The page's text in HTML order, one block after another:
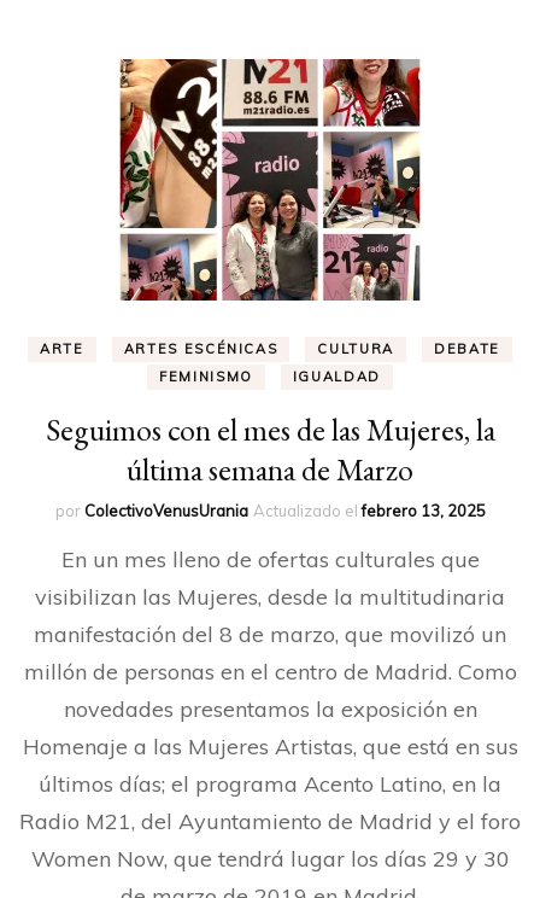
ARTE ARTES ESCÉNICAS CULTURA
DEBATE
FEMINISMO
IGUALDAD
Seguimos con el mes de las Mujeres, la
última semana de Marzo
porColectivoVenusUrania Actualizado elfebrero 13, 2025
En un mes lleno de ofertas culturales que
visibilizan las Mujeres, desde la multitudinaria
manifestación del 8 de marzo, que movilizó un
millón de personas en el centro de Madrid. Como
novedades presentamos la exposición en
Homenaje a las Mujeres Artistas, que está en sus
últimos días; el programa Acento Latino, en la
Radio M21, del Ayuntamiento de Madrid y el foro
Women Now, que tendrá lugar los días 29 y 30